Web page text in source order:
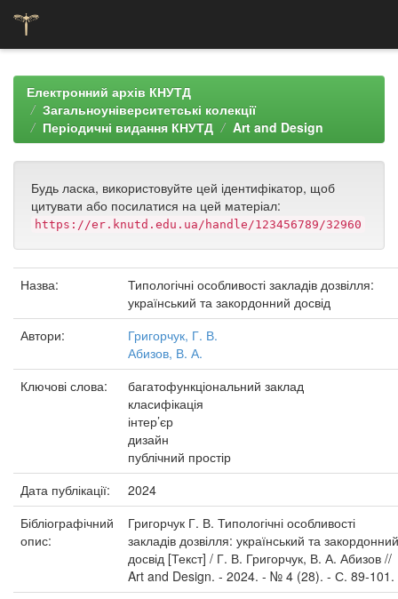
navigationЕлектронний архів КНУТД
Загальноуніверситетські колекції
Періодичні видання КНУТД
Art and Design
Будь ласка, використовуйте цей ідентифікатор, щоб
цитувати або посилатися на цей матеріал:
https://er.knutd.edu.ua/handle/123456789/32960
Назва:
Типологічні особливості закладів дозвілля:
український та закордонний досвід
Автори:
Григорчук, Г. В.
Абизов, В. А.
Ключові слова:
багатофункціональний заклад
класифікація
інтер’єр
дизайн
публічний простір
Дата публікації:
2024
Бібліографічний
опис:
Григорчук Г. В. Типологічні особливості
закладів дозвілля: український та закордонний
досвід [Текст] / Г. В. Григорчук, В. А. Абизов //
Art and Design. - 2024. - № 4 (28). - С. 89-101.